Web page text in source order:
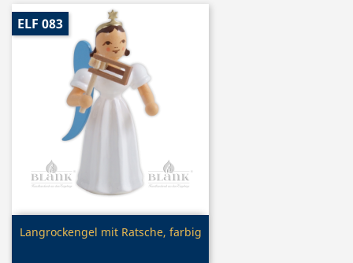
Vorschau
Langrockengel mit Ratsche, farbig
ELF 083